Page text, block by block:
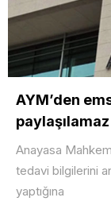
AYM’den
paylaşılamaz
Anayasa
tedavi bilgilerini
yaptığına